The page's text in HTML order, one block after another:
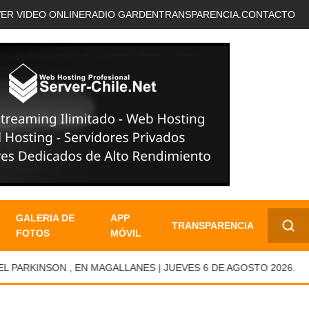
VIDEO ONLINERADIO GARDENTRANSPARENCIA. CONTACTO
GALERIA DE
FOTOS
APP
MÓVIL
TRANSPARENCIA
✕
, EN MAGALLANES | JUEVES 6 DE AGOSTO 2026.